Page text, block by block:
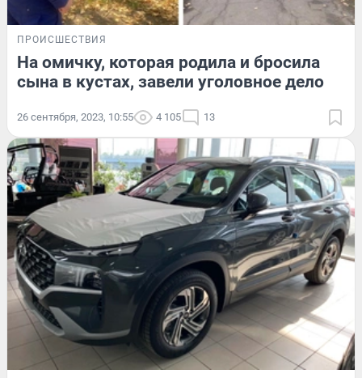
ПРОИСШЕСТВИЯ
На омичку, которая родила и бросила
сына в кустах, завели уголовное дело
26 сентября, 2023, 10:55 4 105 13